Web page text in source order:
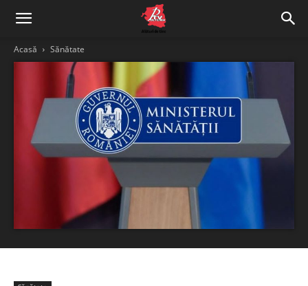
Acasă Sănătate